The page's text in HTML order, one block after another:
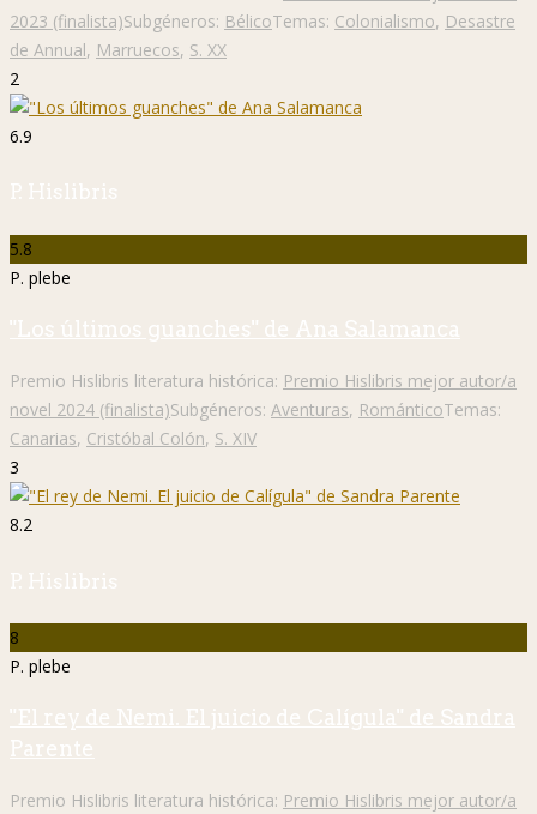
2023 (finalista)Subgéneros: BélicoTemas: Colonialismo, Desastre
de Annual, Marruecos, S. XX
2
6.9
P. Hislibris
5.8
P. plebe
"Los últimos guanches" de Ana Salamanca
Premio Hislibris literatura histórica: Premio Hislibris mejor autor/a
novel 2024 (finalista)Subgéneros: Aventuras, RománticoTemas:
Canarias, Cristóbal Colón, S. XIV
3
8.2
P. Hislibris
8
P. plebe
"El rey de Nemi. El juicio de Calígula" de Sandra
Parente
Premio Hislibris literatura histórica: Premio Hislibris mejor autor/a